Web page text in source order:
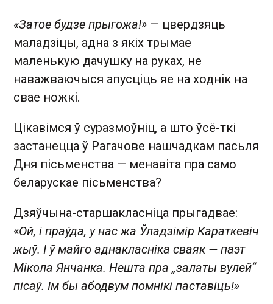
«Затое будзе прыгожа!» — цвердзяць
маладзіцы, адна з якіх трымае
маленькую дачушку на руках, не
наважваючыся апусціць яе на ходнік на
свае ножкі.
Цікавімся ў суразмоўніц, а што ўсё-ткі
застанецца ў Рагачове нашчадкам пасьля
Дня пісьменства — менавіта пра само
беларускае пісьменства?
Дзяўчына-старшакласніца прыгадвае:
«Ой, і праўда, у нас жа Ўладзімір Караткевіч
жыў. І ў майго аднакласніка сваяк — паэт
Мікола Янчанка. Нешта пра „залаты вулей“
пісаў. Ім бы абодвум помнікі паставіць!»